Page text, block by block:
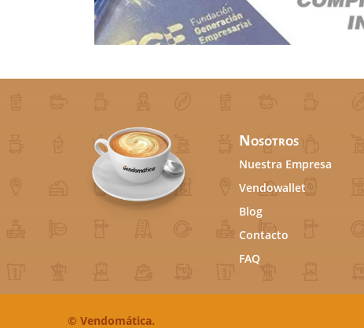
Nosotros
Nuestra Empresa
Vendowallet
Blog
Contacto
FAQ
© Vendomática.